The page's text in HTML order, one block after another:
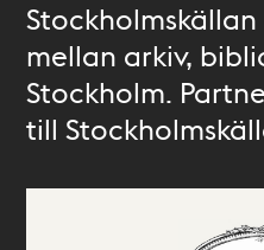
mellan arkiv,
Stockholm.
till